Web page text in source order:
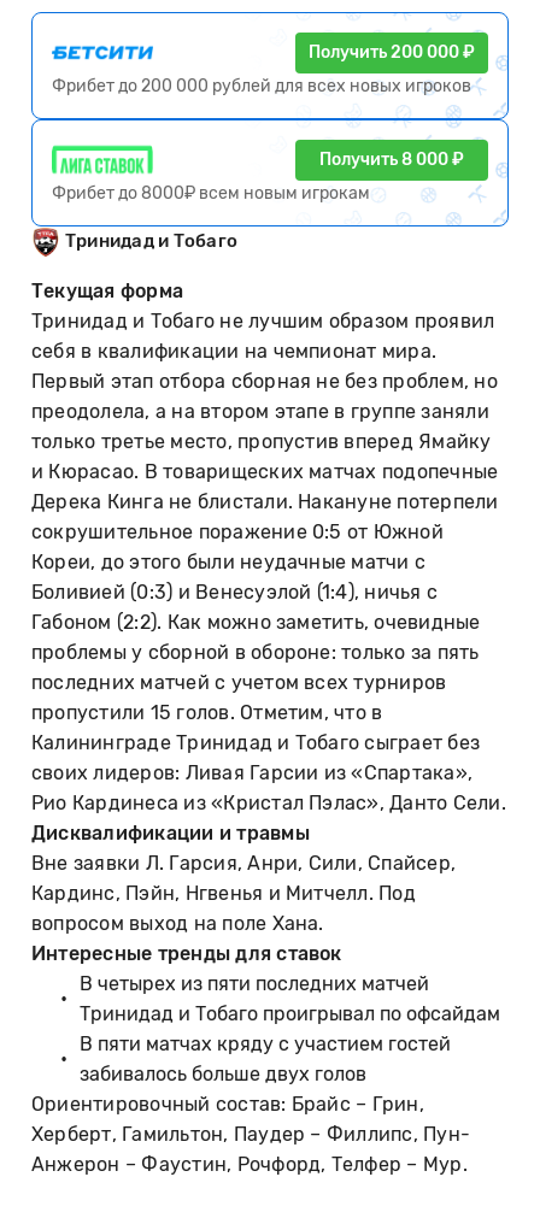
Получить 200 000 ₽
Фрибет до 200 000 рублей для всех новых игроков
Получить 8 000 ₽
Фрибет до 8000₽ всем новым игрокам
Тринидад и Тобаго
Текущая форма
Тринидад и Тобаго не лучшим образом проявил
себя в квалификации на чемпионат мира.
Первый этап отбора сборная не без проблем, но
преодолела, а на втором этапе в группе заняли
только третье место, пропустив вперед Ямайку
и Кюрасао. В товарищеских матчах подопечные
Дерека Кинга не блистали. Накануне потерпели
сокрушительное поражение 0:5 от Южной
Кореи, до этого были неудачные матчи с
Боливией (0:3) и Венесуэлой (1:4), ничья с
Габоном (2:2). Как можно заметить, очевидные
проблемы у сборной в обороне: только за пять
последних матчей с учетом всех турниров
пропустили 15 голов. Отметим, что в
Калининграде Тринидад и Тобаго сыграет без
своих лидеров: Ливая Гарсии из «Спартака»,
Рио Кардинеса из «Кристал Пэлас», Данто Сели.
Дисквалификации и травмы
Вне заявки Л. Гарсия, Анри, Сили, Спайсер,
Кардинс, Пэйн, Нгвенья и Митчелл. Под
вопросом выход на поле Хана.
Интересные тренды для ставок
В четырех из пяти последних матчей
Тринидад и Тобаго проигрывал по офсайдам
В пяти матчах кряду с участием гостей
забивалось больше двух голов
Ориентировочный состав: Брайс – Грин,
Херберт, Гамильтон, Паудер – Филлипс, Пун-
Анжерон – Фаустин, Рочфорд, Телфер – Мур.